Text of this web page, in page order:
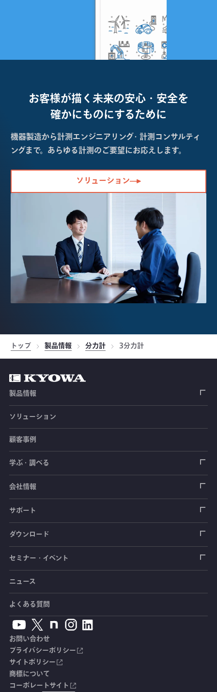
お客様が描く未来の安心・安全を
確かにものにするために
機器製造から計測エンジニアリング・計測コンサルティ
ングまで。あらゆる計測のご要望にお応えします。
ソリューション
トップ 製品情報 分力計 3分力計
製品情報
ひずみゲージ
センサ（変換器）
ロードセル
加速度センサ
圧力センサ
トルクセンサ
土木建築用センサ
荷重計
土圧計
間隙水圧計
傾斜計
鉄筋計
沈下計
応力計
継目計
自動車用センサ
シートベルト張力計
操舵力・操舵角計
手ブレーキ計・チェンジレバー操作力計
踏力計
ホイールトルクセンサ
人体ダミー用センサ
測定器
データロガー
指示計・表示器
増幅器（アンプ）
ハンディ測定器（チェッカ）
ソフトウェア
計測システム
道路用計測システム
鉄道用計測システム
自動車用計測システム
土木用計測システム
試験装置・システム
ブリッジボックス
ケーブル・コネクタ
アクセサリ
製品・サービスTopics
オーダーメイド製品
ソリューション
顧客事例
学ぶ・調べる
ひずみゲージ
センサ（変換器）
測定器
光ファイバ計測ソリューション - 学ぶ・調べる
共和技報
単位変換表
用語集
会社情報
拠点情報
会社概要
サポート
製品輸出時の取り扱いと該非判定書
毒物及び劇物譲受書
安全データシート（SDS）
カタログ・資料のダウンロード
生産終了製品一覧
拠点情報
よくあるご質問
ダウンロード
カタログ
取扱説明書
CADデータ
ソフトウェアバージョンアップ
総合カタログ
安全データシート（SDS）
セミナー・イベント
セミナー・講習会
イベント・展示会
ニュース
よくある質問
お問い合わせ
プライバシーポリシー
サイトポリシー
商標について
コーポレートサイト